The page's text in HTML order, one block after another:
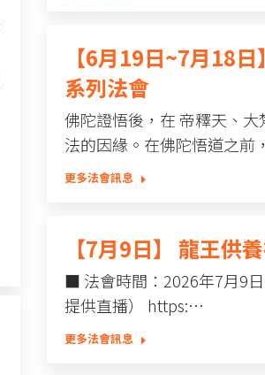
【6月19日~7月18
系列法會
佛陀證悟後，在 帝釋天、
法的因緣。在佛陀悟道之
更多法會訊息
【7月9日】 龍王供
■ 法會時間：2026年7月9
提供直播） https:…
更多法會訊息